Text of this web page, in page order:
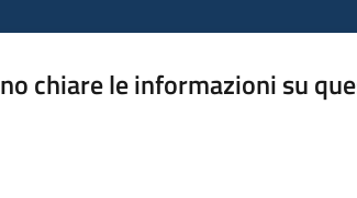
chiare le informazioni su